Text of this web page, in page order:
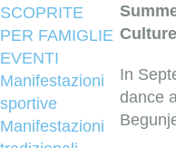
SCOPRITE
PER FAMIGLIE
EVENTI
Manifestazioni
sportive
Manifestazioni
Culture
In
dance